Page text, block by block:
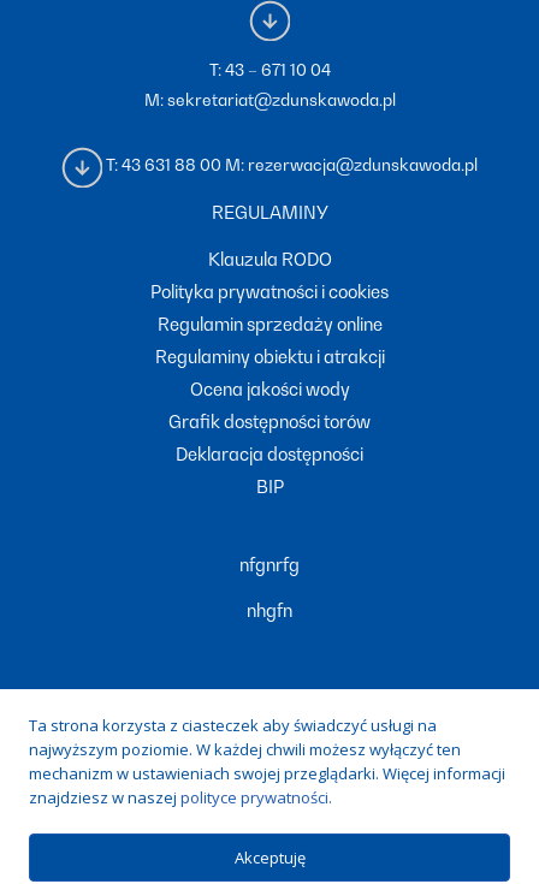
T:43 – 671 10 04
M:sekretariat@zdunskawoda.pl
T:43 631 88 00 M: rezerwacja@zdunskawoda.pl
REGULAMINY
Klauzula RODO
Polityka prywatności i cookies
Regulamin sprzedaży online
Regulaminy obiektu i atrakcji
Ocena jakości wody
Grafik dostępności torów
Deklaracja dostępności
BIP
nfgnrfg
nhgfn
Zduńska Woda, ul. prof. Tadeusza Kobusiewicza 20, 98-220
Zduńska Wola
Ta strona korzysta z ciasteczek aby świadczyć usługi na
najwyższym poziomie. W każdej chwili możesz wyłączyć ten
mechanizm w ustawieniach swojej przeglądarki. Więcej informacji
znajdziesz w naszej polityce prywatności.
Akceptuję